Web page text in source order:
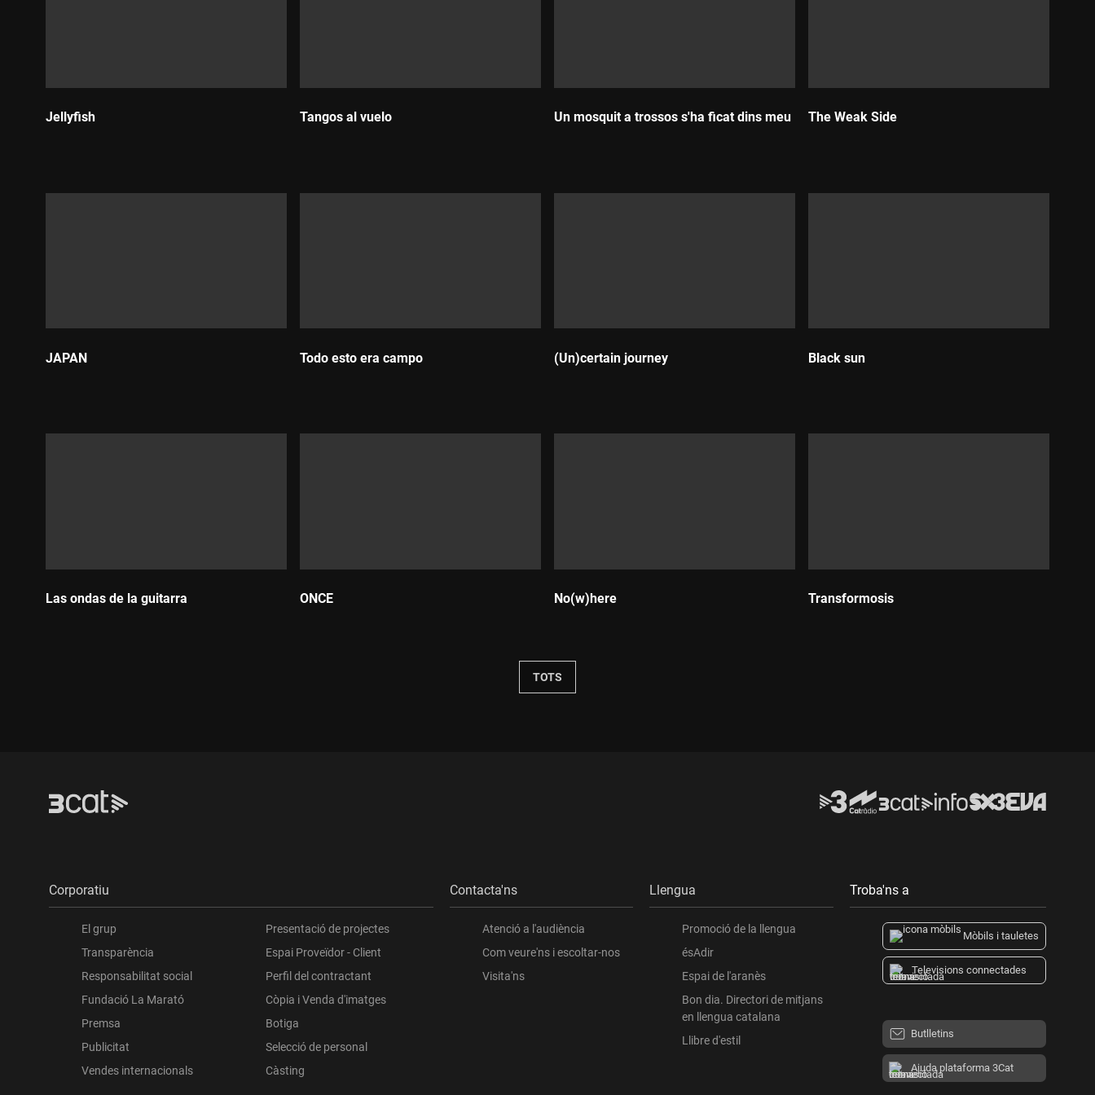
Jellyfish Tangos al vuelo Un mosquit a trossos s'ha ficat dins meu The Weak Side
JAPAN Todo esto era campo (Un)certain journey Black sun
Las ondas de la guitarra ONCE No(w)here Transformosis
TOTS
Corporatiu
El grup
Transparència
Responsabilitat social
Fundació La Marató
Premsa
Publicitat
Vendes internacionals
Presentació de projectes
Espai Proveïdor - Client
Perfil del contractant
Còpia i Venda d'imatges
Botiga
Selecció de personal
Càsting
Contacta'ns
Atenció a l'audiència
Com veure'ns i escoltar-nos
Visita'ns
Llengua
Promoció de la llengua
ésAdir
Espai de l'aranès
Bon dia. Directori de mitjans
en llengua catalana
Llibre d'estil
Troba'ns a
Mòbils i tauletes
Televisions connectades
Butlletins
Ajuda plataforma 3Cat